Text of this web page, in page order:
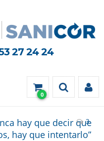
27 24 24
0
hay que decir que
hay que intentarlo”
3